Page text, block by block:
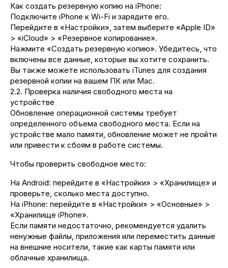
Как создать резервную копию на iPhone:
Подключите iPhone к Wi-Fi и зарядите его.
Перейдите в «Настройки», затем выберите «Apple ID»
> «iCloud» > «Резервное копирование».
Нажмите «Создать резервную копию». Убедитесь, что
включены все данные, которые вы хотите сохранить.
Вы также можете использовать iTunes для создания
резервной копии на вашем ПК или Mac.
2.2. Проверка наличия свободного места на
устройстве
Обновление операционной системы требует
определенного объема свободного места. Если на
устройстве мало памяти, обновление может не пройти
или привести к сбоям в работе системы.
Чтобы проверить свободное место:
На Android: перейдите в «Настройки» > «Хранилище» и
проверьте, сколько места доступно.
На iPhone: перейдите в «Настройки» > «Основные» >
«Хранилище iPhone».
Если памяти недостаточно, рекомендуется удалить
ненужные файлы, приложения или переместить данные
на внешние носители, такие как карты памяти или
облачные хранилища.